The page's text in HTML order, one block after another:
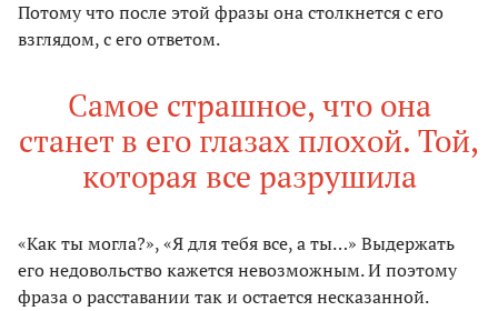
Потому что после этой фразы она столкнется с его
взглядом, с его ответом.
Самое страшное, что она
станет в его глазах плохой. Той,
которая все разрушила
«Как ты могла?», «Я для тебя все, а ты…» Выдержать
его недовольство кажется невозможным. И поэтому
фраза о расставании так и остается несказанной.